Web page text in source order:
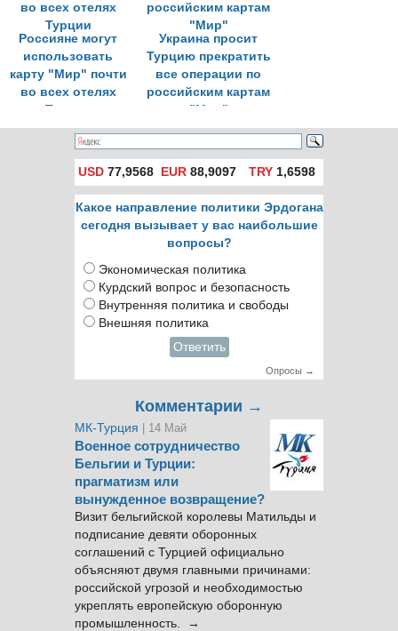
Россияне могут
использовать
карту "Мир" почти
во всех отелях
Турции
Украина просит
Турцию прекратить
все операции по
российским картам
"Мир"
USD 77,9568 EUR 88,9097 TRY1,6598
Какое направление политики Эрдогана
сегодня вызывает у вас наибольшие
вопросы?
Экономическая политика
Курдский вопрос и безопасность
Внутренняя политика и свободы
Внешняя политика
Ответить
Опросы →
Комментарии →
МК-Турция | 14 Май
Военное сотрудничество
Бельгии и Турции:
прагматизм или
вынужденное возвращение?
Визит бельгийской королевы Матильды и
подписание девяти оборонных
соглашений с Турцией официально
объясняют двумя главными причинами:
российской угрозой и необходимостью
укреплять европейскую оборонную
промышленность. →